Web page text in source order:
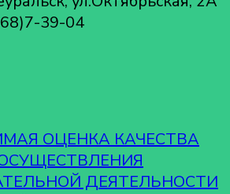
39-04
ОЦЕНКА КАЧЕСТВА
ДЕЯТЕЛЬНОСТИ